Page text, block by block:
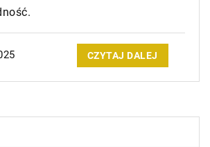
CZYTAJ DALEJ